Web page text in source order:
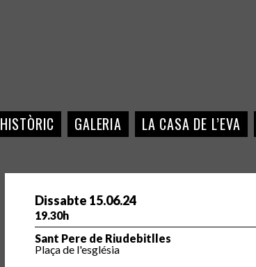
HISTÒRIC GALERIA LA CASA DE L’EVA
Dissabte 15.06.24
19.30h
Sant Pere de Riudebitlles
Plaça de l'església